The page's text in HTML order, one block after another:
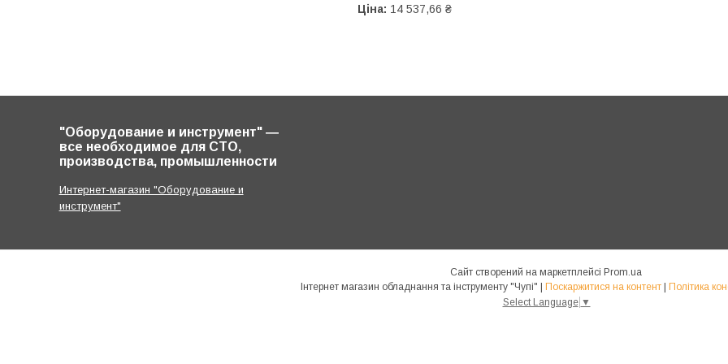
Ціна: 14 537,66 ₴
"Оборудование и инструмент" ―
все необходимое для СТО,
производства, промышленности
Интернет-магазин "Оборудование и
инструмент"
Сайт створений на маркетплейсі Prom.ua
Інтернет магазин обладнання та інструменту "Чупі" | Поскаржитися на контент | Політика
Select Language ▼